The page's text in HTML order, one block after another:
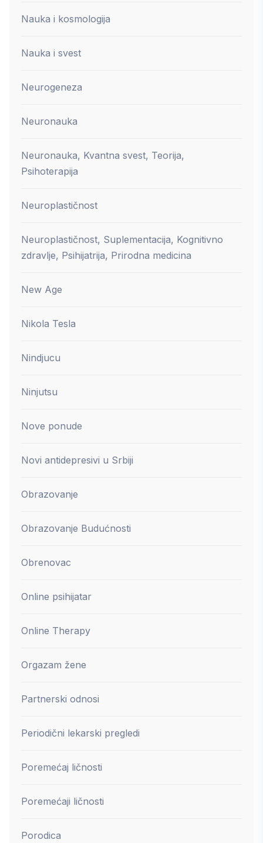
Nauka i kosmologija
Nauka i svest
Neurogeneza
Neuronauka
Neuronauka, Kvantna svest, Teorija,
Psihoterapija
Neuroplastičnost
Neuroplastičnost, Suplementacija, Kognitivno
zdravlje, Psihijatrija, Prirodna medicina
New Age
Nikola Tesla
Nindjucu
Ninjutsu
Nove ponude
Novi antidepresivi u Srbiji
Obrazovanje
Obrazovanje Budućnosti
Obrenovac
Online psihijatar
Online Therapy
Orgazam žene
Partnerski odnosi
Periodični lekarski pregledi
Poremećaj ličnosti
Poremećaji ličnosti
Porodica